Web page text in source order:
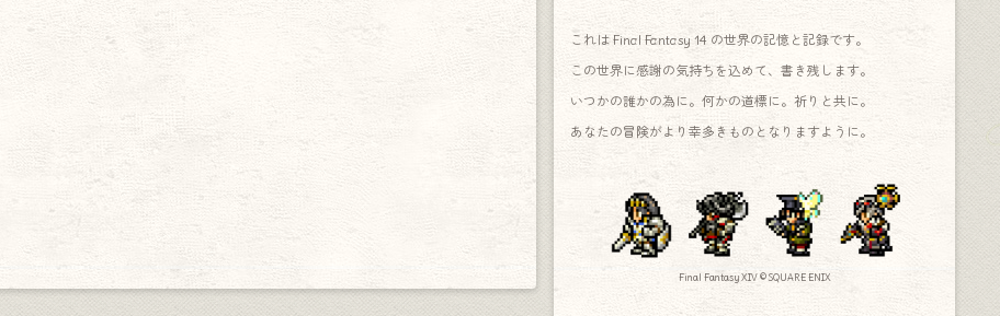
これは Final Fantasy 14 の世界の記憶と記録です。
この世界に感謝の気持ちを込めて、書き残します。
いつかの誰かの為に。何かの道標に。祈りと共に。
あなたの冒険がより幸多きものとなりますように。
Final Fantasy XIV © SQUARE ENIX